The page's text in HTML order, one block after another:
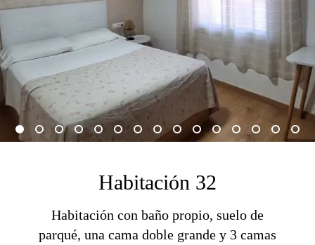
Habitación 32
Habitación con baño propio, suelo de
parqué, una cama doble grande y 3 camas